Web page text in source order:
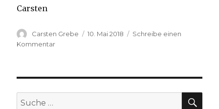
Carsten
Autor
Carsten Grebe
Veröffentlicht
10. Mai 2018
Schreibe einen
Kommentar
21.05.2018
Suche